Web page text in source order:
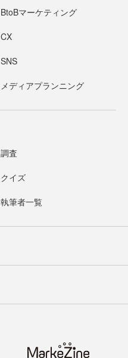
BtoBマーケティング
CX
SNS
メディアプランニング
調査
クイズ
執筆者一覧